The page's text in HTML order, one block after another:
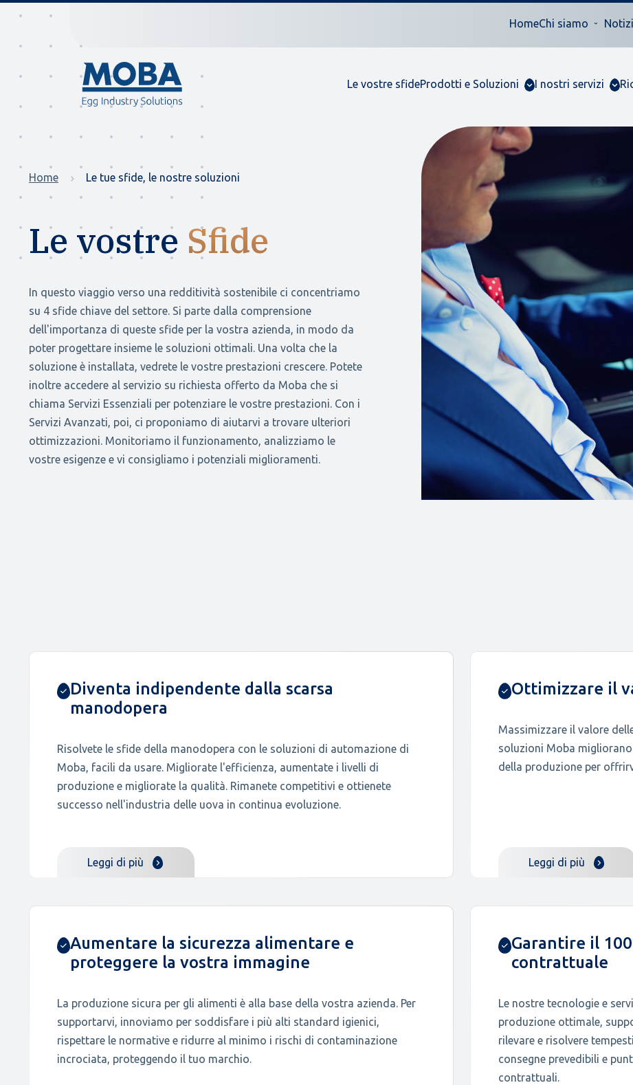
HomeChi siamo
Le vostre sfideProdotti e Soluzioni I nostri servizi
Home Le tue sfide, le nostre soluzioni
Le vostre Sfide
In questo viaggio verso una redditività sostenibile ci concentriamo
su 4 sfide chiave del settore. Si parte dalla comprensione
dell'importanza di queste sfide per la vostra azienda, in modo da
poter progettare insieme le soluzioni ottimali. Una volta che la
soluzione è installata, vedrete le vostre prestazioni crescere. Potete
inoltre accedere al servizio su richiesta offerto da Moba che si
chiama Servizi Essenziali per potenziare le vostre prestazioni. Con i
Servizi Avanzati, poi, ci proponiamo di aiutarvi a trovare ulteriori
ottimizzazioni. Monitoriamo il funzionamento, analizziamo le
vostre esigenze e vi consigliamo i potenziali miglioramenti.
Diventa indipendente dalla scarsa
manodopera
Risolvete le sfide della manodopera con le soluzioni di automazione di
Moba, facili da usare. Migliorate l'efficienza, aumentate i livelli di
produzione e migliorate la qualità. Rimanete competitivi e ottienete
successo nell'industria delle uova in continua evoluzione.
Leggi di più
Ottimizzare il
Massimizzare il valore
soluzioni Moba
della produzione per
Leggi di più
Aumentare la sicurezza alimentare e
proteggere la vostra immagine
La produzione sicura per gli alimenti è alla base della vostra azienda. Per
supportarvi, innoviamo per soddisfare i più alti standard igienici,
rispettare le normative e ridurre al minimo i rischi di contaminazione
incrociata, proteggendo il tuo marchio.
Garantire il
contrattuale
Le nostre tecnologie e
produzione ottimale,
rilevare e risolvere
consegne prevedibili e
contrattuali.